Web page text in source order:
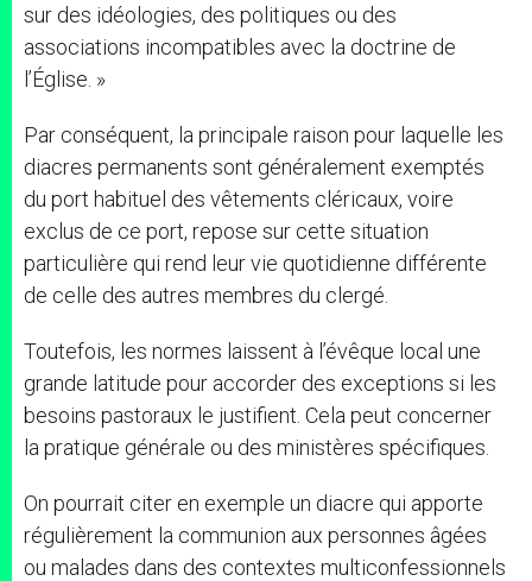
sur des idéologies, des politiques ou des
associations incompatibles avec la doctrine de
l’Église. »
Par conséquent, la principale raison pour laquelle les
diacres permanents sont généralement exemptés
du port habituel des vêtements cléricaux, voire
exclus de ce port, repose sur cette situation
particulière qui rend leur vie quotidienne différente
de celle des autres membres du clergé.
Toutefois, les normes laissent à l’évêque local une
grande latitude pour accorder des exceptions si les
besoins pastoraux le justifient. Cela peut concerner
la pratique générale ou des ministères spécifiques.
On pourrait citer en exemple un diacre qui apporte
régulièrement la communion aux personnes âgées
ou malades dans des contextes multiconfessionnels